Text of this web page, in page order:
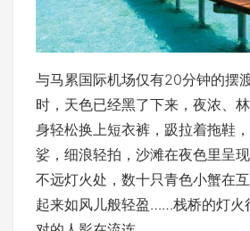
与马累国际机场仅有20分钟的摆
时，天色已经黑了下来，夜浓、
身轻松换上短衣裤，趿拉着拖鞋
娑，细浪轻拍，沙滩在夜色里呈现
不远灯火处，数十只青色小蟹在
起来如风儿般轻盈……栈桥的灯火